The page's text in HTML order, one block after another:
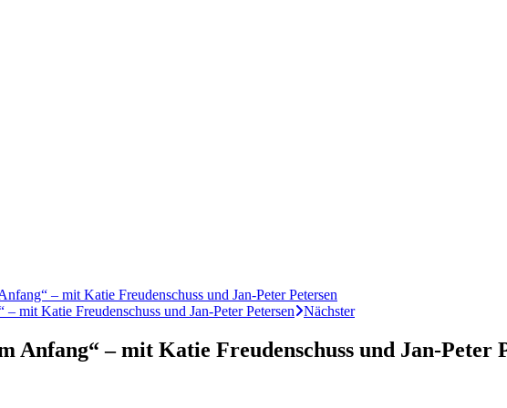
– mit Katie Freudenschuss und Jan-Peter Petersen
mit Katie Freudenschuss und Jan-Peter Petersen Nächster
Anfang“ – mit Katie Freudenschuss und Jan-Peter